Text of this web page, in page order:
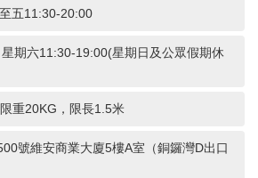
五11:30-20:00
星期六11:30-19:00(星期日及公眾假期休
重20KG，限長1.5米
號維安商業大廈5樓A室（銅鑼灣D出口